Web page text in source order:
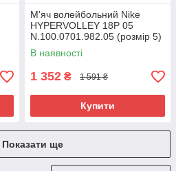
М'яч волейбольний Nike
HYPERVOLLEY 18P 05
N.100.0701.982.05 (розмір 5)
В наявності
1 352 ₴ 1 591 ₴
Купити
Показати ще